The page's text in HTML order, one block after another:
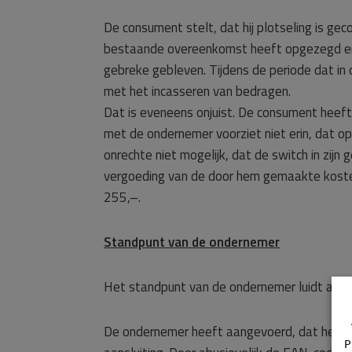
De consument stelt, dat hij plotseling is
bestaande overeenkomst heeft opgezegd
gebreke gebleven. Tijdens de periode dat
met het incasseren van bedragen.
Dat is eveneens onjuist. De consument
met de ondernemer voorziet niet erin, dat
onrechte niet mogelijk, dat de switch in zijn
vergoeding van de door hem gemaakte
255,–.
Standpunt van de ondernemer
Het standpunt van de ondernemer luidt als
De ondernemer heeft aangevoerd, dat het